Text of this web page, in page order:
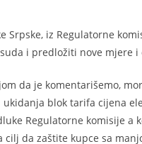
Srpske, iz Regulatorne
i predložiti nove mjere i
da je komentarišemo,
blok tarifa cijena
Regulatorne komisije a
da zaštite kupce sa